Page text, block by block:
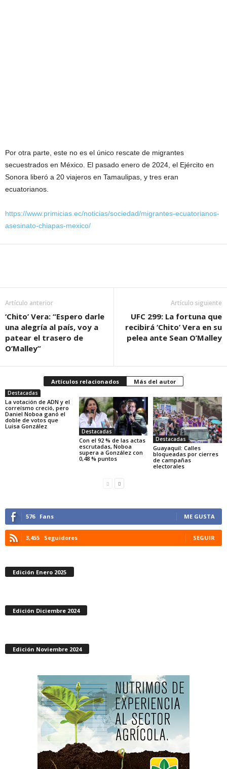
Por otra parte, este no es el único rescate de migrantes
secuestrados en México. El pasado enero de 2024, el Ejército en
Sonora liberó a 20 viajeros en Tamaulipas, y tres eran
ecuatorianos.
https://www.primicias.ec/noticias/sociedad/migrantes-ecuatorianos-
asesinato-chiapas-mexico/
Artículo anterior
‘Chito’ Vera: “Espero darle
una alegría al país, voy a
patear el trasero de
O’Malley”
Artículo siguiente
UFC 299: La fortuna que
recibirá ‘Chito’ Vera en su
pelea ante Sean O’Malley
Artículos relacionados Más del autor
Destacadas
La votación de ADN y el
correísmo creció, pero
Daniel Noboa ganó el
doble de votos que
Luisa González
Destacadas
Con el 92 % de las actas
escrutadas, Noboa
supera a González con
0,48 % puntos
Destacadas
Guayaquil: Calles
bloqueadas por cierres
de campañas
electorales
576 Fans ME GUSTA
3,455 Seguidores SEGUIR
Edición Enero 2025
Edición Diciembre 2024
Edición Noviembre 2024